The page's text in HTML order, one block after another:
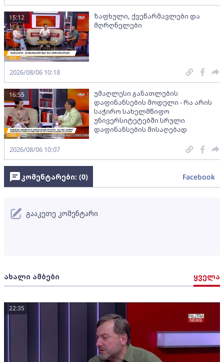
ზაფხული, ქვეწარმავლები და
მღრღნელები
15:12
2026/08/06 10:18
უმაღლესი განათლების
დაფინანსების მოდელი - რა არის
საჭირო სახელმწიფო
უნივერსიტეტებში სრული
დაფინანსების მისაღებად
16:55
2026/08/06 10:07
ახალი ამბები ყველა
22:35
კომენტარები: (0) Facebook
გააკეთე კომენტარი